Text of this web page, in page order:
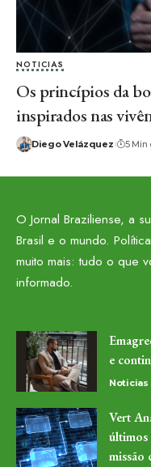
NOTICIAS
Os princípios da
inspirados nas
Diego Velázquez 5 Min
O Jornal Braziliense, a
Brasil e o mundo.
muito mais: tudo o que
informado.
e
Noticias
Vert
últimos
missão